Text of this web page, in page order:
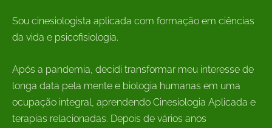
Sou cinesiologista aplicada com formação em ciências
da vida e psicofisiologia.
Após a pandemia, decidi transformar meu interesse de
longa data pela mente e biologia humanas em uma
ocupação integral, aprendendo Cinesiologia Aplicada e
terapias relacionadas. Depois de vários anos